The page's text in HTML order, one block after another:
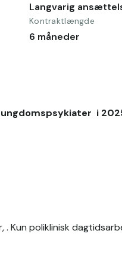
Langvarig
Kontraktlængde
6 måneder
ungdomspsykiater  i
. Kun poliklinisk